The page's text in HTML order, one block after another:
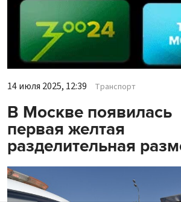
14 июля 2025, 12:39 Транспорт
В Москве появилась
первая желтая
разделительная